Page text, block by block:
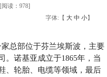
阅读：978]
字体:【 大 中 小】
家总部位于芬兰埃斯波，主要
。诺基亚成立于1865年，当
、轮胎、电缆等领域，最后